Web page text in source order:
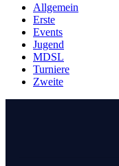
Allgemein
Erste
Events
Jugend
MDSL
Turniere
Zweite